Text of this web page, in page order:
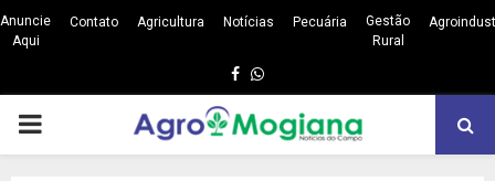
Anuncie
Aqui
Contato Agricultura Notícias Pecuária
Gestão
Rural
Facebook
Whatsapp
PRIMARY